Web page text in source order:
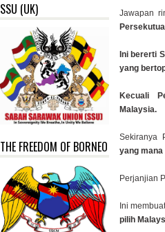
SSU (UK)
THE FREEDOM OF BORNEO
Jawapan
Ini bererti
yang
Kecuali
Malaysia.
Sekiranya
yang
Perjanjian
Ini
pilih